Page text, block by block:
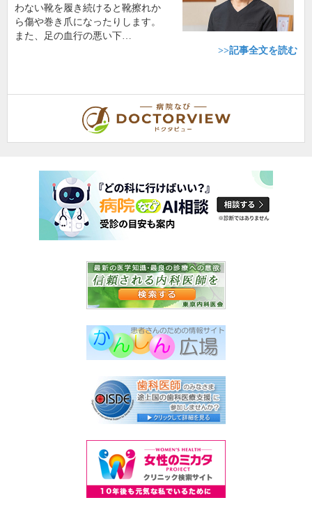
わない靴を履き続けると靴擦れか
ら傷や巻き爪になったりします。
また、足の血行の悪い下…
>>記事全文を読む